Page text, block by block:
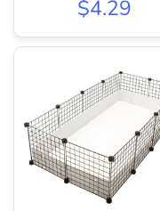
$4.29